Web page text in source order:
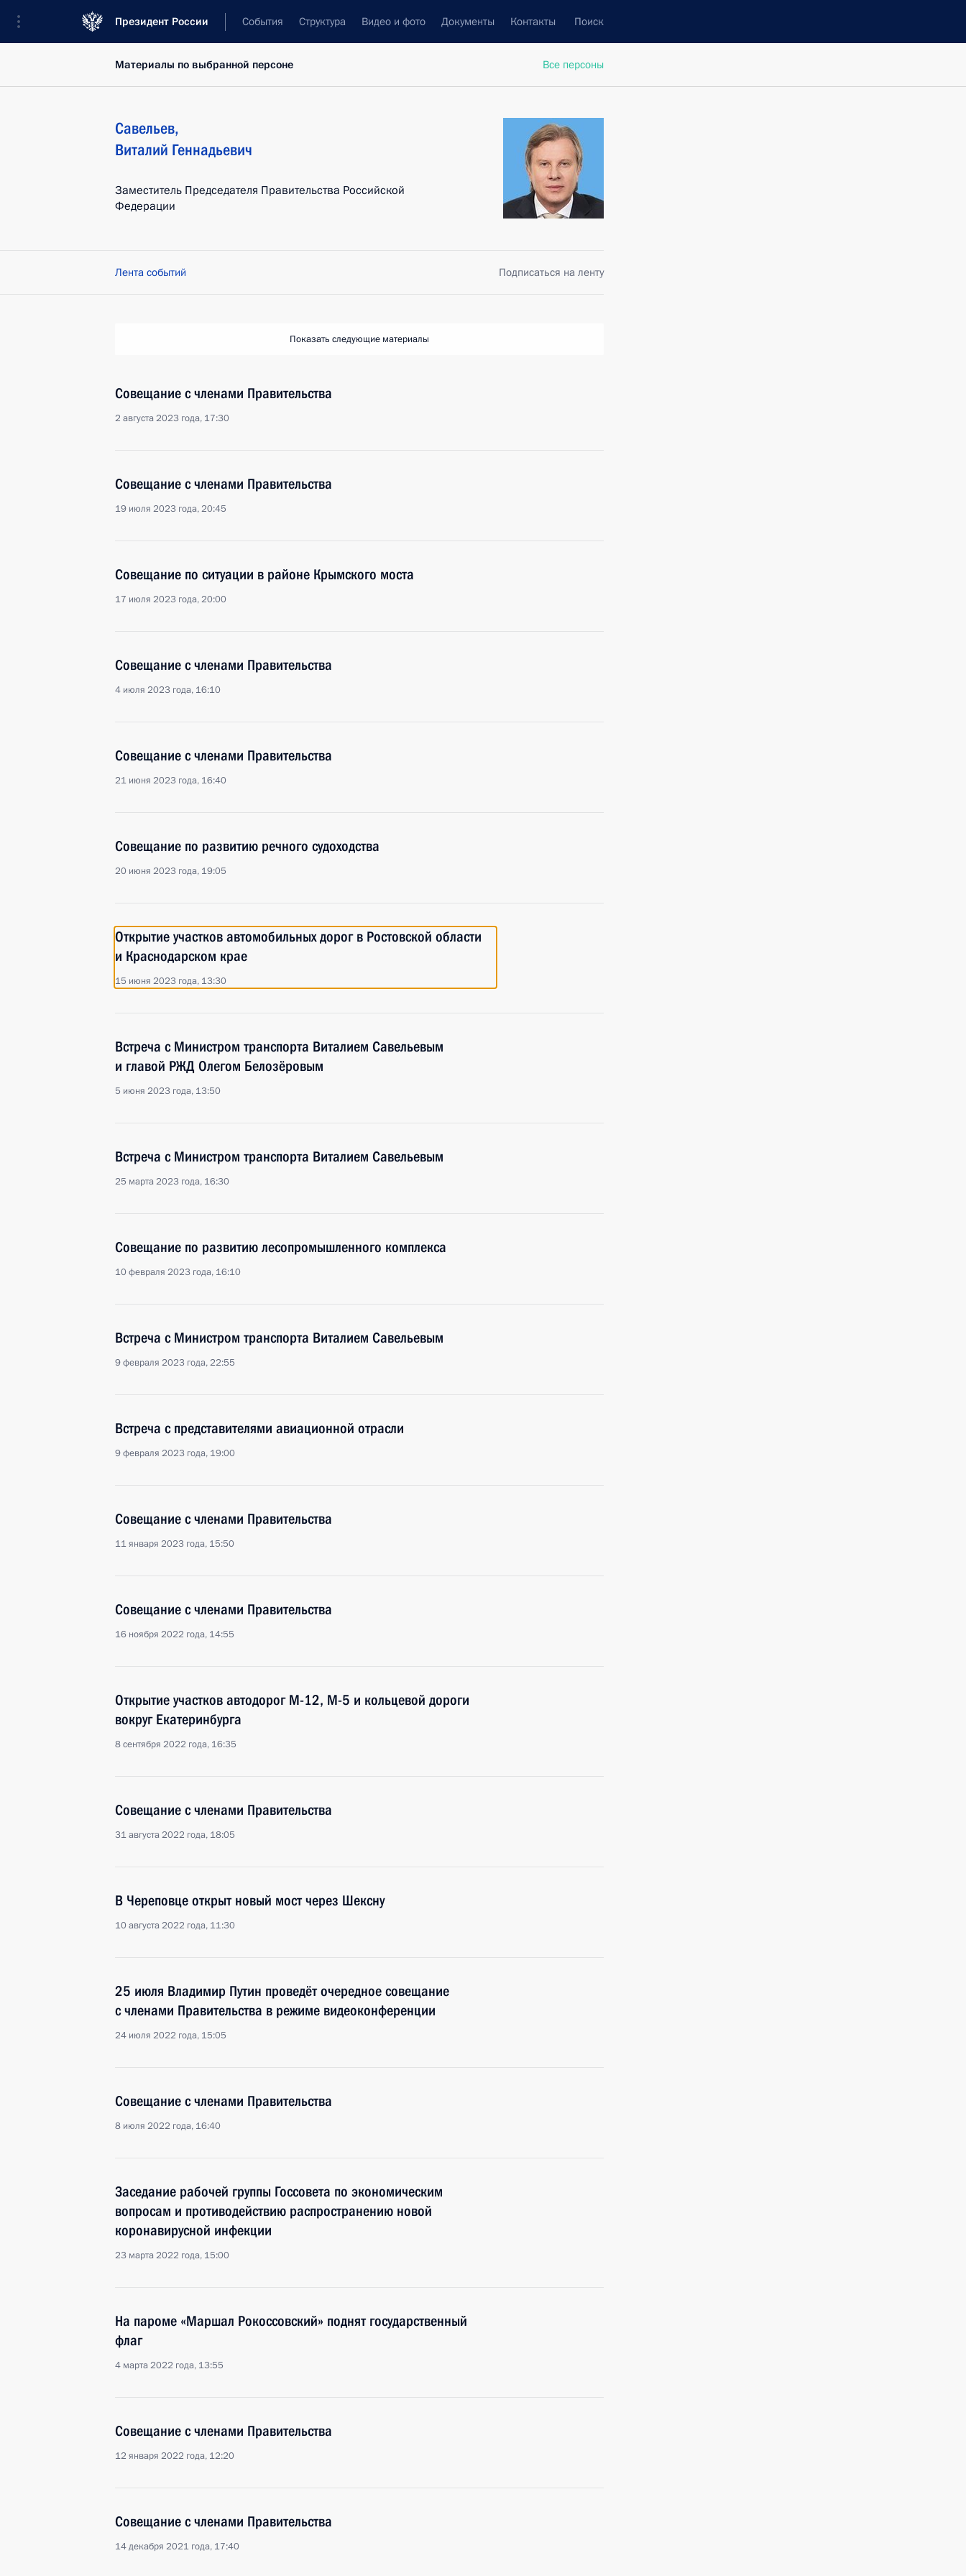
Президент России События Структура Видео и фото Документы Контакты Поиск
Все персоны
Материалы по выбранной персоне
Савельев,
Виталий Геннадьевич
Заместитель Председателя Правительства Российской
Федерации
Лента событий Подписаться на ленту
Показать следующие материалы
Совещание с членами Правительства
2 августа 2023 года, 17:30
Совещание с членами Правительства
19 июля 2023 года, 20:45
Совещание по ситуации в районе Крымского моста
17 июля 2023 года, 20:00
Совещание с членами Правительства
4 июля 2023 года, 16:10
Совещание с членами Правительства
21 июня 2023 года, 16:40
Совещание по развитию речного судоходства
20 июня 2023 года, 19:05
Открытие участков автомобильных дорог в Ростовской области
и Краснодарском крае
15 июня 2023 года, 13:30
Встреча с Министром транспорта Виталием Савельевым
и главой РЖД Олегом Белозёровым
5 июня 2023 года, 13:50
Встреча с Министром транспорта Виталием Савельевым
25 марта 2023 года, 16:30
Совещание по развитию лесопромышленного комплекса
10 февраля 2023 года, 16:10
Встреча с Министром транспорта Виталием Савельевым
9 февраля 2023 года, 22:55
Встреча с представителями авиационной отрасли
9 февраля 2023 года, 19:00
Совещание с членами Правительства
11 января 2023 года, 15:50
Совещание с членами Правительства
16 ноября 2022 года, 14:55
Открытие участков автодорог М-12, М-5 и кольцевой дороги
вокруг Екатеринбурга
8 сентября 2022 года, 16:35
Совещание с членами Правительства
31 августа 2022 года, 18:05
В Череповце открыт новый мост через Шексну
10 августа 2022 года, 11:30
25 июля Владимир Путин проведёт очередное совещание
с членами Правительства в режиме видеоконференции
24 июля 2022 года, 15:05
Совещание с членами Правительства
8 июля 2022 года, 16:40
Заседание рабочей группы Госсовета по экономическим
вопросам и противодействию распространению новой
коронавирусной инфекции
23 марта 2022 года, 15:00
На пароме «Маршал Рокоссовский» поднят государственный
флаг
4 марта 2022 года, 13:55
Совещание с членами Правительства
12 января 2022 года, 12:20
Совещание с членами Правительства
14 декабря 2021 года, 17:40